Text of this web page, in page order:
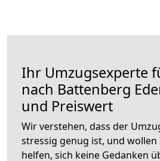
Ihr Umzugsexperte
nach Battenberg
und Preiswert
Wir verstehen, dass der
stressig genug ist, und wollen
helfen, sich keine Gedanken